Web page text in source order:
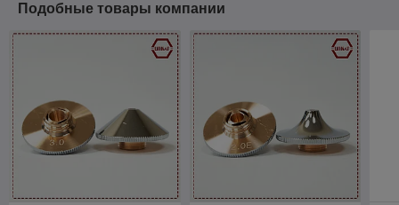
Подобные товары компании